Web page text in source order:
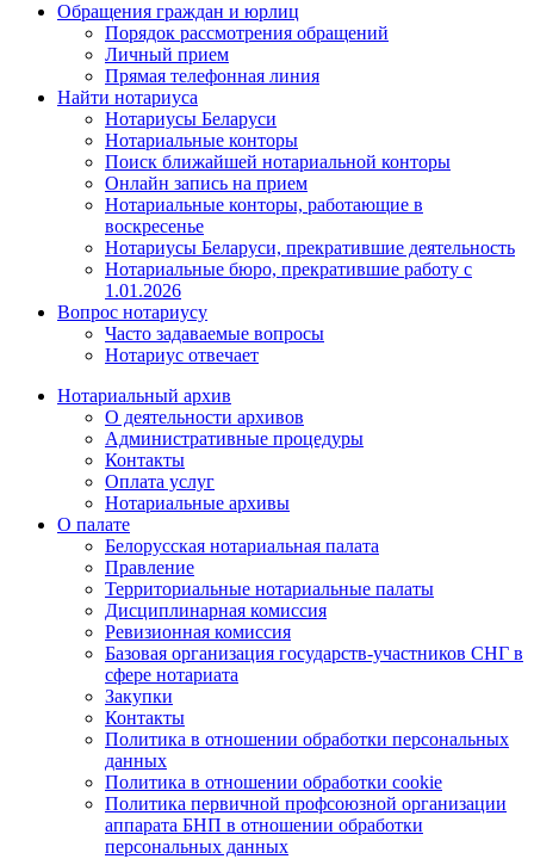
Обращения граждан и юрлиц
Порядок рассмотрения обращений
Личный прием
Прямая телефонная линия
Найти нотариуса
Нотариусы Беларуси
Нотариальные конторы
Поиск ближайшей нотариальной конторы
Онлайн запись на прием
Нотариальные конторы, работающие в
воскресенье
Нотариусы Беларуси, прекратившие деятельность
Нотариальные бюро, прекратившие работу с
1.01.2026
Вопрос нотариусу
Часто задаваемые вопросы
Нотариус отвечает
Нотариальный архив
О деятельности архивов
Административные процедуры
Контакты
Оплата услуг
Нотариальные архивы
О палате
Белорусская нотариальная палата
Правление
Территориальные нотариальные палаты
Дисциплинарная комиссия
Ревизионная комиссия
Базовая организация государств-участников СНГ в
сфере нотариата
Закупки
Контакты
Политика в отношении обработки персональных
данных
Политика в отношении обработки cookie
Политика первичной профсоюзной организации
аппарата БНП в отношении обработки
персональных данных